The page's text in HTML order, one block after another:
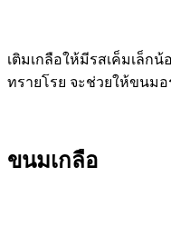
เติมเกลือให้มีรสเค็มเล็ก
ทรายโรย จะช่วยให้ขนม
ขนมเกลือ